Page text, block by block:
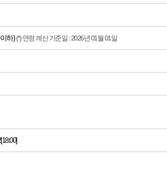
하)(*) 연령 계산 기준일 : 2026년 01월 01일